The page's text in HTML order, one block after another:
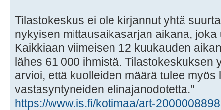
Tilastokeskus ei ole kirjannut yhtä
nykyisen mittausaikasarjan aikana, joka
Kaikkiaan viimeisen 12 kuukauden
lähes 61 000 ihmistä. Tilastokeskuksen
arvioi, että kuolleiden määrä tulee
vastasyntyneiden elinajanodotetta."
https://www.is.fi/kotimaa/art-